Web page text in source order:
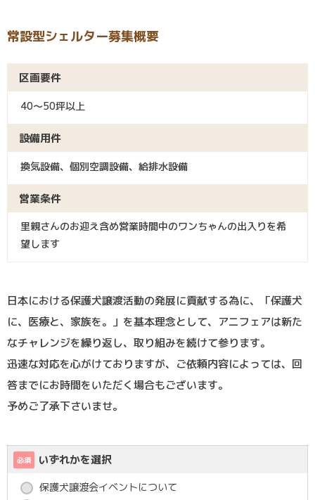
常設型シェルター募集概要
区画要件
40～50坪以上
設備用件
換気設備、個別空調設備、給排水設備
営業条件
里親さんのお迎え含め営業時間中のワンちゃんの出入りを希
望します
日本における保護犬譲渡活動の発展に貢献する為に、「保護犬
に、医療と、家族を。」を基本理念として、アニフェアは新た
なチャレンジを繰り返し、取り組みを続けて参ります。
迅速な対応を心がけておりますが、ご依頼内容によっては、回
答までにお時間をいただく場合もございます。
予めご了承下さいませ。
必須 いずれかを選択
保護犬譲渡会イベントについて